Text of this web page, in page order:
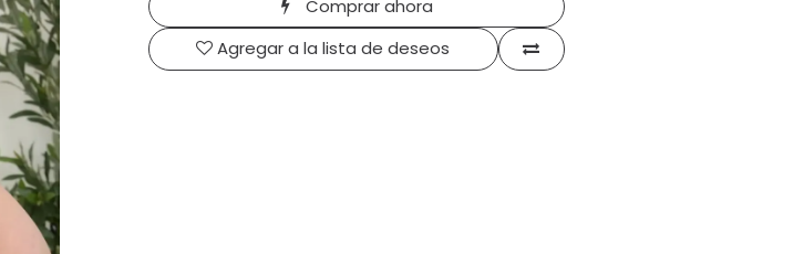
Comprar ahora
Agregar a la lista de deseos